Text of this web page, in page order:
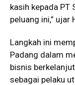
kasih kepada PT
peluang ini,” ujar
Langkah ini
Padang dalam
bisnis
sebagai pelaku